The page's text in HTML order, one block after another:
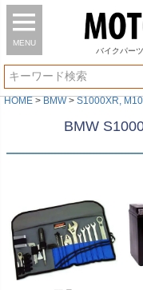
MENU
バイク パーツ
HOME BMW S1000XR,
BMW